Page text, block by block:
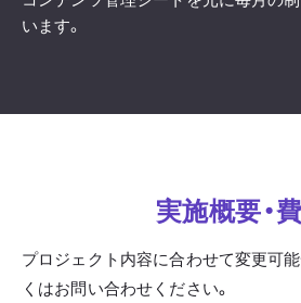
います。
実施概要・
プロジェクト内容に合わせて変更可
くはお問い合わせください。